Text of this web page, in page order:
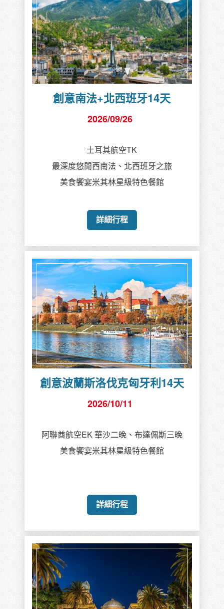
創意南法+北西班牙14天
2026/09/26
土耳其航空TK
最深度悠閒西南法、北西班牙之旅
美食饗宴米其林星級特色餐館
詳細行程
創意波蘭斯洛伐克匈牙利14天
2026/10/11
阿聯酋航空EK 華沙二晚、布達佩斯三晚
美食饗宴米其林星級特色餐館
詳細行程